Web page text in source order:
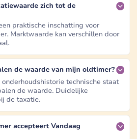
zich tot de
praktische inschatting voor
Marktwaarde kan verschillen door
de waarde van mijn oldtimer?
technische staat
de waarde. Duidelijke
de taxatie.
accepteert Vandaag